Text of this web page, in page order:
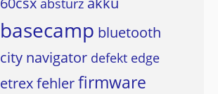
absturz
basecamp bluetooth
city navigator defekt edge
etrexfehlerfirmware